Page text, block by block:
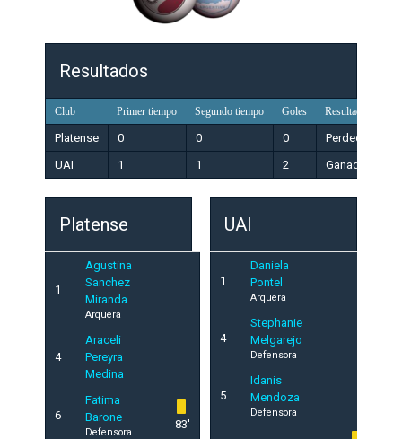
Resultados
Club Primer tiempo Segundo tiempo Goles Resultado
Platense 0 0 0
Perdedor
UAI
1 1 2 Ganador
Platense
1
Agustina
Sanchez
Miranda
Arquera
4
Araceli
Pereyra
Medina
6
Fatima
Barone
Defensora
83'
UAI
1
Daniela
Pontel
Arquera
4
Stephanie
Melgarejo
Defensora
5
Idanis
Mendoza
Defensora